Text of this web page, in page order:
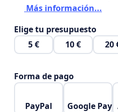
Más información...
Elige tu presupuesto
5 €
10 € 20
Forma de pago
PayPal Google Pay